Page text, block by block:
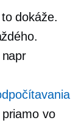
dokáže.
vo